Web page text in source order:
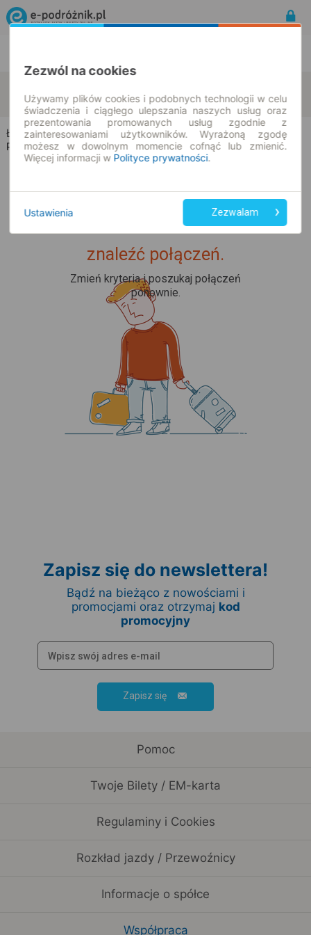
07.08.2026 | -- : --
zmień kryteria
Łubin Kościelny → Kiersnówek
Rozkład jazdy i bilety
Upss... Nie udało nam się
znaleźć połączeń.
Zmień kryteria i poszukaj połączeń
ponownie.
Zapisz się do newslettera!
Bądź na bieżąco z nowościami i
promocjami oraz otrzymaj kod
promocyjny
Zapisz się
Pomoc
Twoje Bilety / EM-karta
Regulaminy i Cookies
Rozkład jazdy / Przewoźnicy
Informacje o spółce
Współpraca
Zezwól na cookies
Używamy plików cookies i podobnych technologii w celu
świadczenia i ciągłego ulepszania naszych usług oraz
prezentowania promowanych usług zgodnie z
zainteresowaniami użytkowników. Wyrażoną zgodę
możesz w dowolnym momencie cofnąć lub zmienić.
Więcej informacji w Polityce prywatności.
Ustawienia Zezwalam